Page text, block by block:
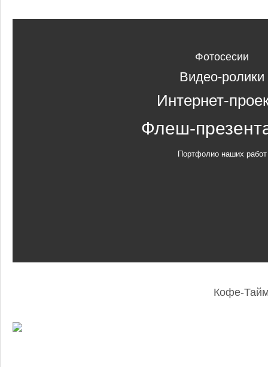
Фотосесии
Видео-ролики
Интернет-
Флеш-
Портфолио наших работ
Кофе-